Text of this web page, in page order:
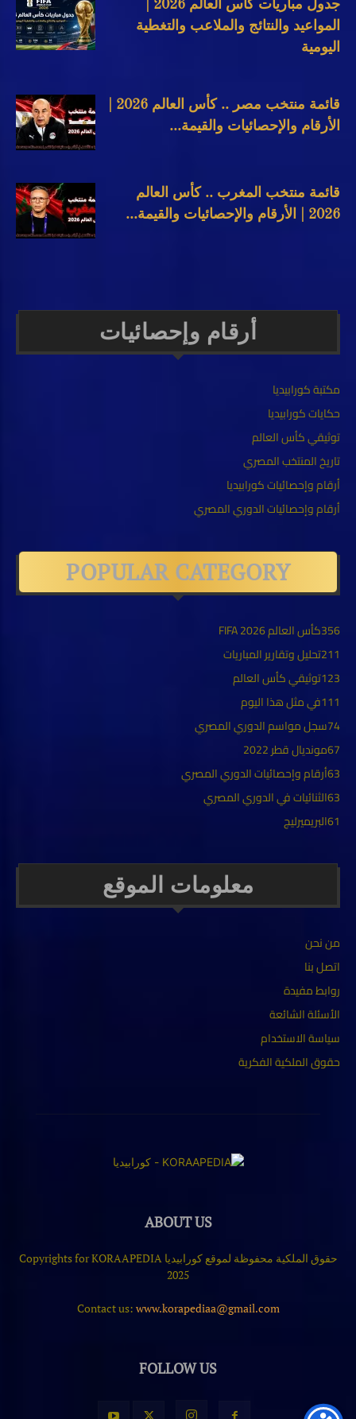
المواعيد والنتائج والملاعب والتغطية
اليومية
الأرقام والإحصائيات والقيمة...
قائمة منتخب المغرب .. كأس العالم
2026 | الأرقام والإحصائيات والقيمة...
أرقام وإحصائيات
مكتبة كورابيديا
حكايات كورابيديا
توثيقي كأس العالم
تاريخ المنتخب المصري
أرقام وإحصائيات كورابيديا
أرقام وإحصائيات الدوري المصري
POPULAR CATEGORY
كأس العالم FIFA 2026356
تحليل وتقارير المباريات211
توثيقي كأس العالم123
في مثل هذا اليوم111
سجل مواسم الدوري المصري74
مونديال قطر 202267
أرقام وإحصائيات الدوري المصري63
الثنائيات في الدوري المصري63
البريميرليج61
معلومات الموقع
من نحن
اتصل بنا
روابط مفيدة
الأسئلة الشائعة
سياسة الاستخدام
حقوق الملكية الفكرية
ABOUT US
حقوق الملكية محفوظة لموقع كورابيديا Copyrights for KORAAPEDIA
2025
Contact us: www.korapediaa@gmail.com
FOLLOW US